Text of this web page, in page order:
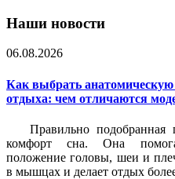
Наши новости
06.08.2026
Как выбрать
отдыха: чем отличаются
Правильно
комфорт сна. Она
положение головы, шеи и
в мышцах и делает отдых